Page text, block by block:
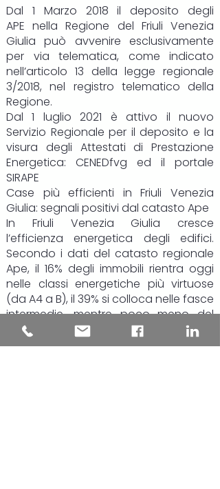
Dal 1 Marzo 2018 il deposito degli
APE nella Regione del Friuli Venezia
Giulia può avvenire esclusivamente
per via telematica, come indicato
nell’articolo 13 della legge regionale
3/2018, nel registro telematico della
Regione.
Dal 1 luglio 2021 è attivo il nuovo
Servizio Regionale per il deposito e la
visura degli Attestati di Prestazione
Energetica: CENEDfvg ed il portale
SIRAPE
Case più efficienti in Friuli Venezia
Giulia: segnali positivi dal catasto Ape
In Friuli Venezia Giulia cresce
l’efficienza energetica degli edifici.
Secondo i dati del catasto regionale
Ape, il 16% degli immobili rientra oggi
nelle classi energetiche più virtuose
(da A4 a B), il 39% si colloca nelle fasce
intermedie, mentre poco meno del
45% resta nelle classi più energivore, F
e G.